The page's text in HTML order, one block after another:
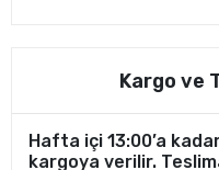
Kargo ve
Hafta içi 13:00’a
kargoya verilir.